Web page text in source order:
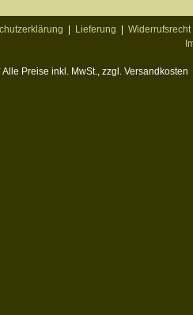
Lieferung Widerrufsrecht
Alle Preise inkl. MwSt., zzgl. Versandkosten